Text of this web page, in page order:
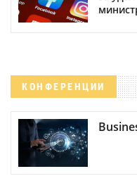
КОНФЕРЕНЦИИ